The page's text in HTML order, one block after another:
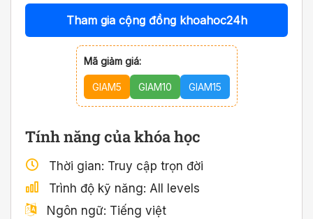
Tham gia cộng đồng khoahoc24h
Mã giảm giá:
GIAM5 GIAM10 GIAM15
Tính năng của khóa học
Thời gian Truy cập trọn đời
Trình độ kỹ năng All levels
Ngôn ngữ Tiếng việt